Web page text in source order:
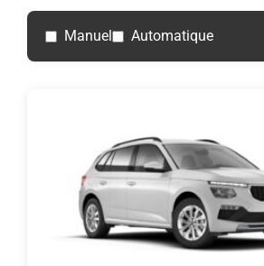
Manuel Automatique